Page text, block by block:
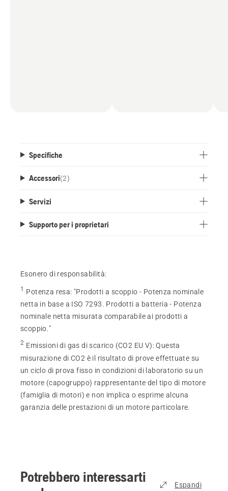
Specifiche
Accessori(2)
Servizi
Supporto per i proprietari
Esonero di responsabilità:
1 Potenza resa: "Prodotti a scoppio - Potenza nominale
netta in base a ISO 7293. Prodotti a batteria - Potenza
nominale netta misurata comparabile ai prodotti a
scoppio."
2 Emissioni di gas di scarico (CO2 EU V):Questa
misurazione di CO2 è il risultato di prove effettuate su
un ciclo di prova fisso in condizioni di laboratorio su un
motore (capogruppo) rappresentante del tipo di motore
(famiglia di motori) e non implica o esprime alcuna
garanzia delle prestazioni di un motore particolare.
Potrebbero interessarti
Espandi